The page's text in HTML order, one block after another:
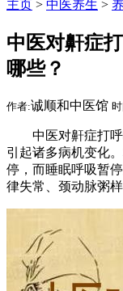
主页 > 中医养生 >
中医对鼾症
哪些？
作者:诚顺和中医馆
中医对鼾症打呼
引起诸多病机变化
停，而睡眠呼吸暂
律失常、颈动脉粥